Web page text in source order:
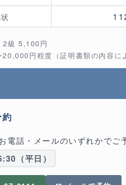
2級 5,100円
円程度（証明書類の内容に
電話・メールのいずれかでご
（平日）